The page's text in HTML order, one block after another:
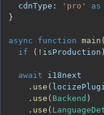
  cdnType
: 'pro' as
}
async function main (
if
( ! isProduction )
await
. use (
. use ( Backend )
. use (